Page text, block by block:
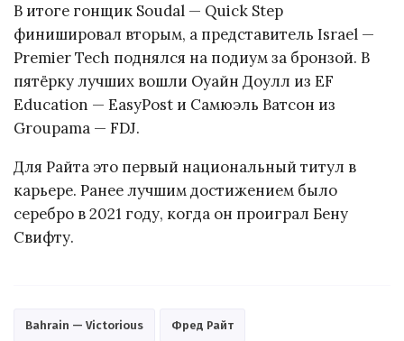
В итоге гонщик Soudal — Quick Step
финишировал вторым, а представитель Israel —
Premier Tech поднялся на подиум за бронзой. В
пятёрку лучших вошли Оуайн Доулл из EF
Education — EasyPost и Самюэль Ватсон из
Groupama — FDJ.
Для Райта это первый национальный титул в
карьере. Ранее лучшим достижением было
серебро в 2021 году, когда он проиграл Бену
Свифту.
Bahrain — Victorious Фред Райт